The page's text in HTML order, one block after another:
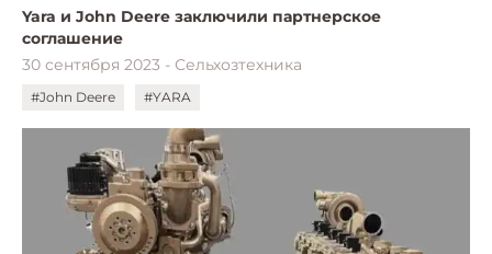
Yara и John Deere заключили партнерское
соглашение
30 сентября 2023 - Сельхозтехника
#John Deere #YARA